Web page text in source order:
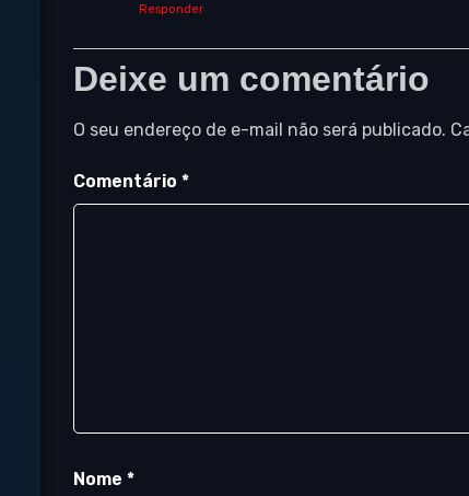
Responder
Deixe um comentário
O seu endereço de e-mail não será publicado.
Comentário*
Nome*